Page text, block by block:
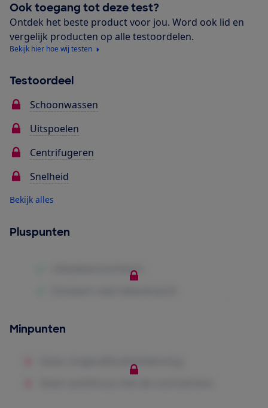
Ook toegang tot deze test?
Ontdek het beste product voor jou. Word ook lid en
vergelijk producten op alle testoordelen.
Bekijk hier hoe wij testen
Testoordeel
Schoonwassen
Uitspoelen
Centrifugeren
Snelheid
Bekijk alles
Pluspunten
Minpunten